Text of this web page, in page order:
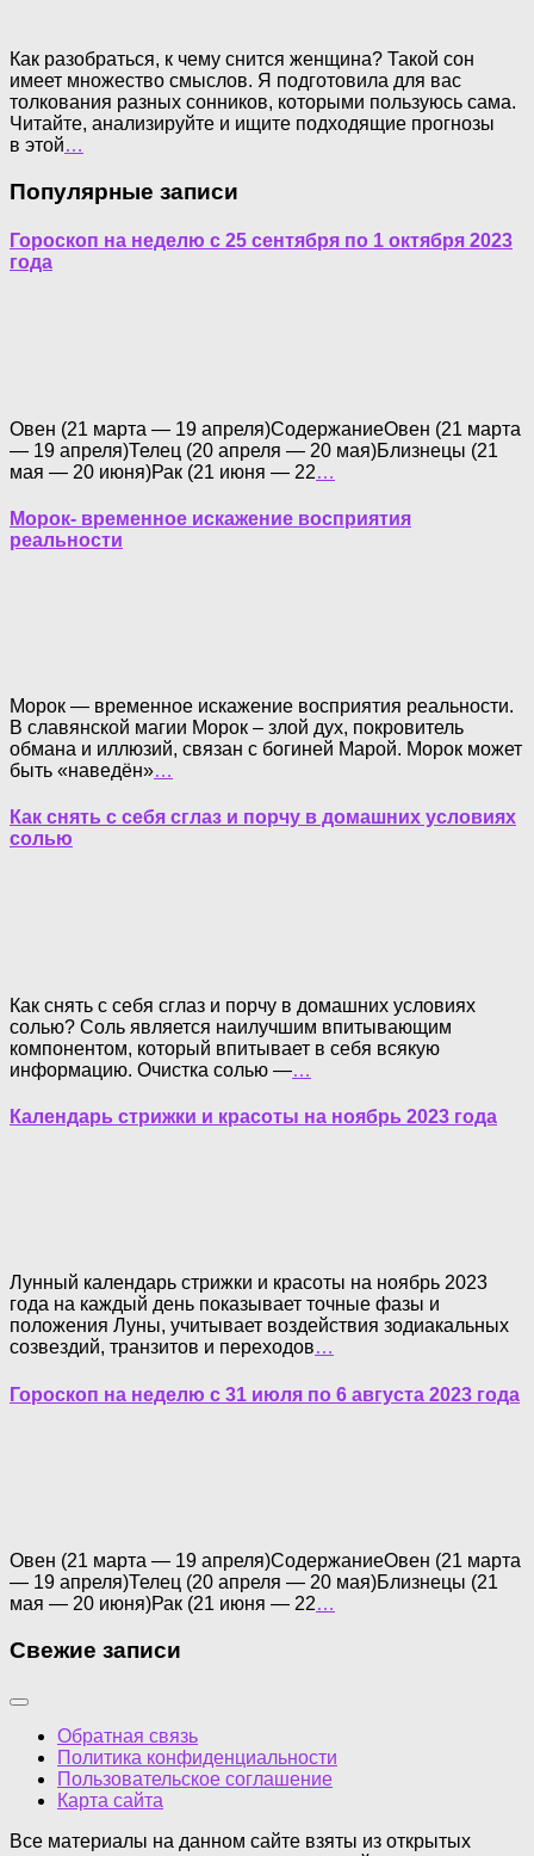
Как разобраться, к чему снится женщина? Такой сон
имеет множество смыслов. Я подготовила для вас
толкования разных сонников, которыми пользуюсь сама.
Читайте, анализируйте и ищите подходящие прогнозы
в этой…
Популярные записи
Гороскоп на неделю с 25 сентября по 1 октября 2023
года
Овен (21 марта — 19 апреля)СодержаниеОвен (21 марта
— 19 апреля)Телец (20 апреля — 20 мая)Близнецы (21
мая — 20 июня)Рак (21 июня — 22…
Морок- временное искажение восприятия
реальности
Морок — временное искажение восприятия реальности.
В славянской магии Морок – злой дух, покровитель
обмана и иллюзий, связан с богиней Марой. Морок может
быть «наведён»…
Как снять с себя сглаз и порчу в домашних условиях
солью
Как снять с себя сглаз и порчу в домашних условиях
солью? Соль является наилучшим впитывающим
компонентом, который впитывает в себя всякую
информацию. Очистка солью —…
Календарь стрижки и красоты на ноябрь 2023 года
Лунный календарь стрижки и красоты на ноябрь 2023
года на каждый день показывает точные фазы и
положения Луны, учитывает воздействия зодиакальных
созвездий, транзитов и переходов…
Гороскоп на неделю с 31 июля по 6 августа 2023 года
Овен (21 марта — 19 апреля)СодержаниеОвен (21 марта
— 19 апреля)Телец (20 апреля — 20 мая)Близнецы (21
мая — 20 июня)Рак (21 июня — 22…
Свежие записи
Обратная связь
Политика конфиденциальности
Пользовательское соглашение
Карта сайта
Все материалы на данном сайте взяты из открытых